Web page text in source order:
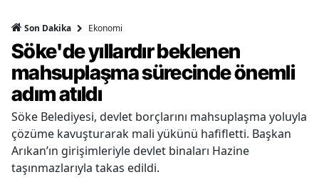
Son Dakika Ekonomi
Söke'de yıllardır beklenen
mahsuplaşma sürecinde önemli
adım atıldı
Söke Belediyesi, devlet borçlarını mahsuplaşma yoluyla
çözüme kavuşturarak mali yükünü hafifletti. Başkan
Arıkan’ın girişimleriyle devlet binaları Hazine
taşınmazlarıyla takas edildi.